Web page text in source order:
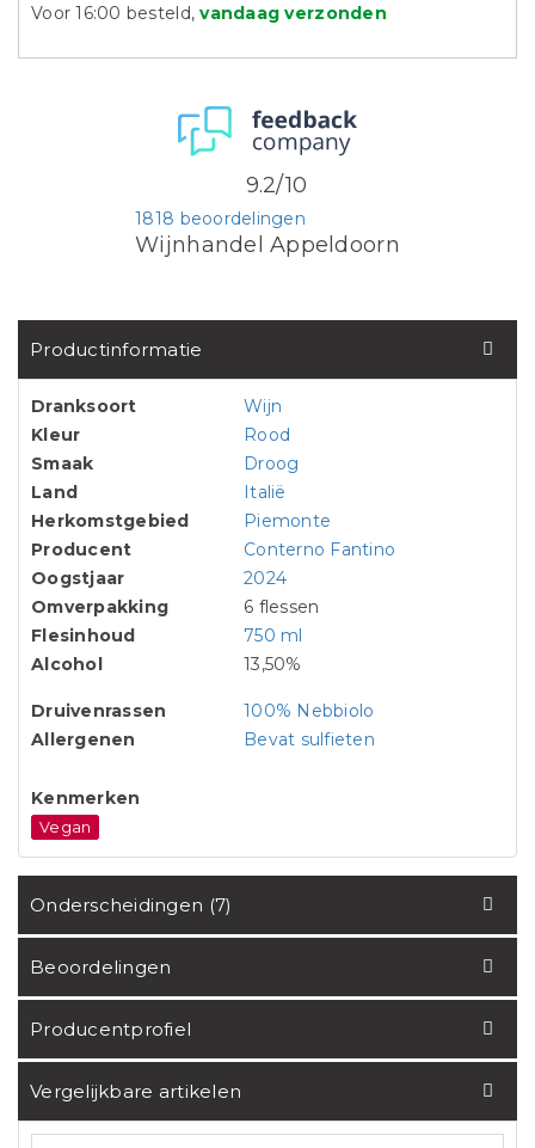
Voor 16:00 besteld,vandaag verzonden
Wijnhandel Appeldoorn
1818 beoordelingen
9.2/10
Productinformatie
Dranksoort
Wijn
Kleur
Rood
Smaak
Droog
Land
Italië
Herkomstgebied
Piemonte
Producent
Conterno Fantino
Oogstjaar
2024
Omverpakking
6 flessen
Flesinhoud
750 ml
Alcohol
13,50%
Druivenrassen
100% Nebbiolo
Allergenen
Bevat sulfieten
Kenmerken
Vegan
Onderscheidingen (7)
Beoordelingen
Producentprofiel
Vergelijkbare artikelen